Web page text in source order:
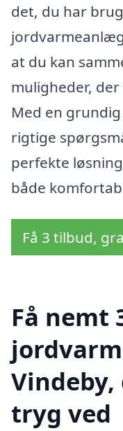
det, du har
at du kan
muligheder,
Med en
rigtige
perfekte
både
Få 3 tilbud,
Få nemt
tryg ved